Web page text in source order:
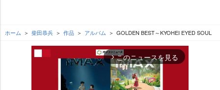
ホーム 柴田恭兵 作品 アルバム GOLDEN BEST～KYOHEI EYED SOUL
arrow_forward_ios このニュースを見る